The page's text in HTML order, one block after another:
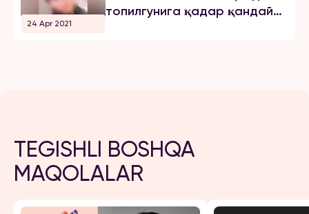
24 Apr 2021
топилгунига қадар қандай
TEGISHLI BOSHQA
MAQOLALAR